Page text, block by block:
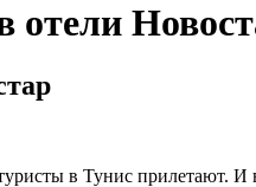
отели
в Тунис прилетают.